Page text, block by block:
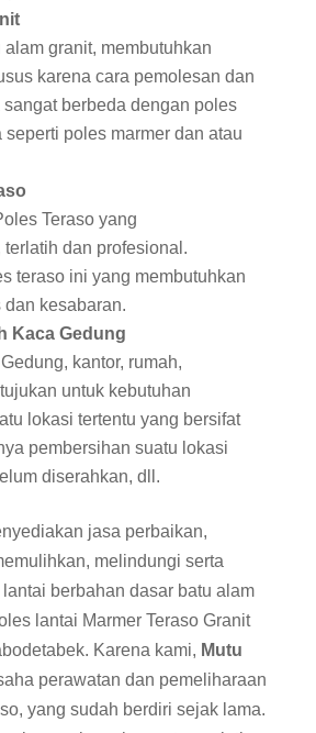
granit, membutuhkan
karena cara pemolesan dan
berbeda dengan poles
seperti poles marmer dan atau
Teraso yang
terlatih dan profesional.
teraso ini yang membutuhkan
kesabaran.
Kaca Gedung
kantor, rumah,
untuk kebutuhan
lokasi tertentu yang bersifat
pembersihan suatu lokasi
diserahkan, dll.
jasa perbaikan,
melindungi serta
berbahan dasar batu alam
lantai Marmer Teraso Granit
Karena kami, Mutu
perawatan dan pemeliharaan
yang sudah berdiri sejak lama.